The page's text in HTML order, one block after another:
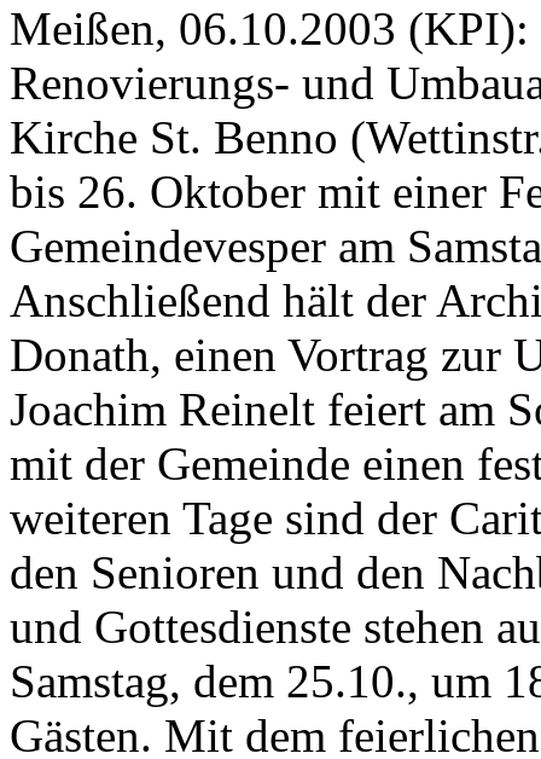
Meißen, 06.10.2003 (KPI):
Renovierungs- und
Kirche St. Benno
bis 26. Oktober mit einer
Gemeindevesper am
Anschließend hält der
Donath, einen Vortrag zur
Joachim Reinelt feiert am
mit der Gemeinde einen
weiteren Tage sind der
den Senioren und den
und Gottesdienste stehen
Samstag, dem 25.10., um
Gästen. Mit dem